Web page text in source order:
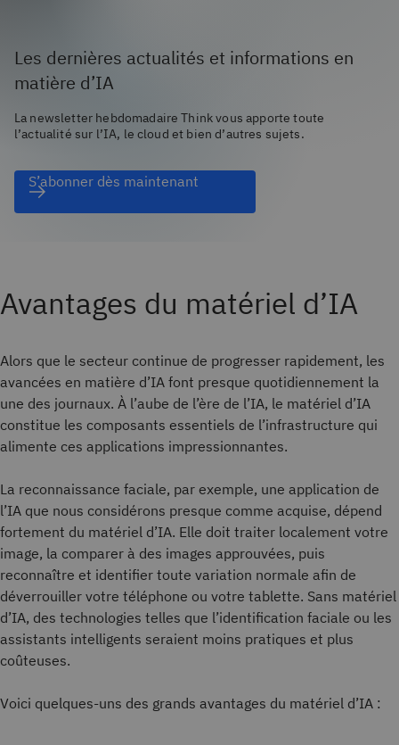
Les dernières actualités et informations en
matière d’IA
La newsletter hebdomadaire Think vous apporte toute
l’actualité sur l’IA, le cloud et bien d’autres sujets.
S’abonner dès maintenant
Avantages du matériel d’IA
Alors que le secteur continue de progresser rapidement, les
avancées en matière d’IA font presque quotidiennement la
une des journaux. À l’aube de l’ère de l’IA, le matériel d’IA
constitue les composants essentiels de l’infrastructure qui
alimente ces applications impressionnantes.
La reconnaissance faciale, par exemple, une application de
l’IA que nous considérons presque comme acquise, dépend
fortement du matériel d’IA. Elle doit traiter localement votre
image, la comparer à des images approuvées, puis
reconnaître et identifier toute variation normale afin de
déverrouiller votre téléphone ou votre tablette. Sans matériel
d’IA, des technologies telles que l’identification faciale ou les
assistants intelligents seraient moins pratiques et plus
coûteuses.
Voici quelques-uns des grands avantages du matériel d’IA :